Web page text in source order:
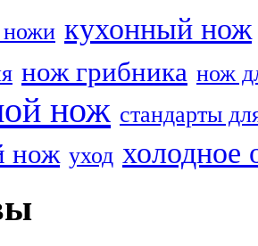
ножи кухонный нож
нож грибника нож
нож стандарты
нож уход холодное